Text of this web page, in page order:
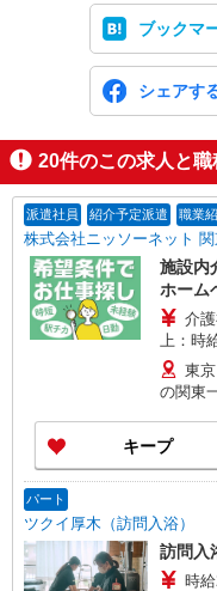
ブックマ
シェアす
20件のこの求人と職
派遣社員 紹介予定派遣 職業
株式会社ニッソーネット 関
施設
ホーム
介
上：時
1,350円〜1,925円 ※
費、諸
東
の関東
キープ
パート
ツクイ厚木（訪問入浴）
訪問入